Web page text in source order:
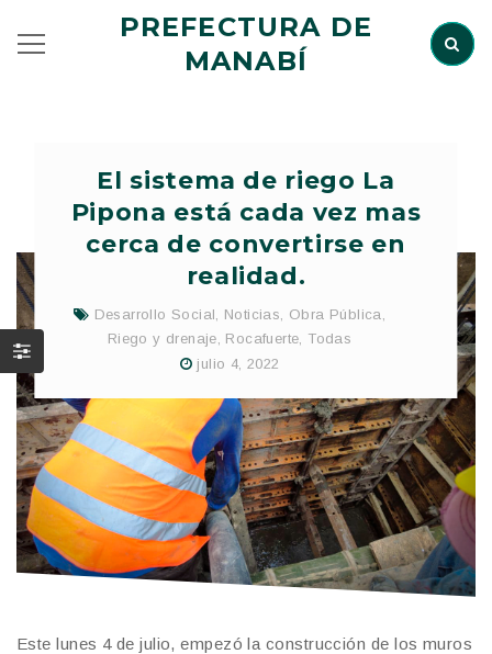
PREFECTURA DE
MANABÍ
El sistema de riego La
Pipona está cada vez mas
cerca de convertirse en
realidad.
Desarrollo Social, Noticias, Obra Pública,
Riego y drenaje, Rocafuerte, Todas
julio 4, 2022
Este lunes 4 de julio, empezó la construcción de los muros